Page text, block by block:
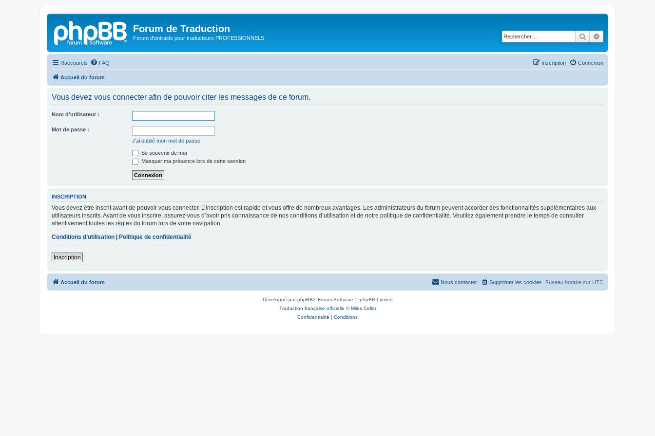
Forum de Traduction
Forum d'entraide pour traducteurs PROFESSIONNELS Rechercher
Raccourcis FAQ Connexion
Inscription
Accueil du forum
Vous devez vous connecter afin de pouvoir citer les messages de ce forum.
Nom d’utilisateur :
Mot de passe :
J’ai oublié mon mot de passe
Se souvenir de moi
Masquer ma présence lors de cette session
INSCRIPTION
Vous devez être inscrit avant de pouvoir vous connecter. L’inscription est rapide et vous offre de nombreux avantages. Les administrateurs du forum peuvent accorder des fonctionnalités supplémentaires aux
utilisateurs inscrits. Avant de vous inscrire, assurez-vous d’avoir pris connaissance de nos conditions d’utilisation et de notre politique de confidentialité. Veuillez également prendre le temps de consulter
attentivement toutes les règles du forum lors de votre navigation.
Conditions d’utilisation
Politique de confidentialité
Inscription
Accueil du forum Fuseau horaire sur UTC
Supprimer les cookies
Nous contacter
Développé parphpBB® Forum Software © phpBB Limited
Traduction française officielle ©Miles Cellar
Confidentialité | Conditions